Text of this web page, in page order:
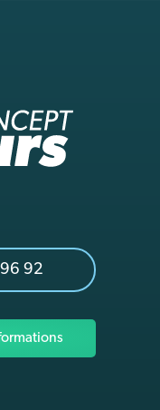
92